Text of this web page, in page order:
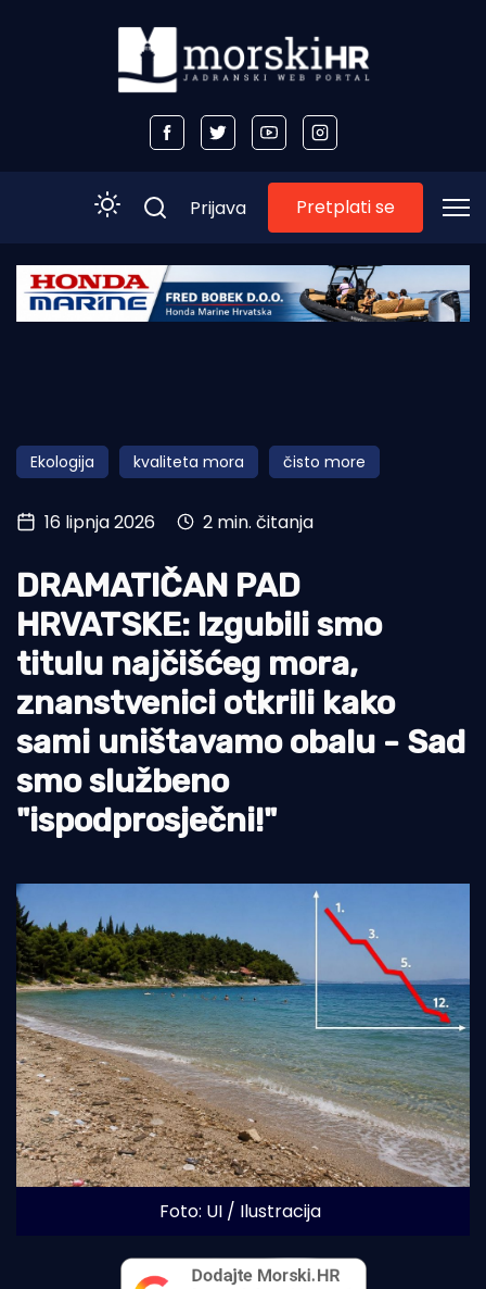
Početna
Obala
Otoci
Turizam i nautika
Pomorstvo
Ribolov
Ekologija
Tradicija i kultura
Prijava Pretplati se
Ekologija kvaliteta mora čisto more
16 lipnja 2026 2 min. čitanja
DRAMATIČAN PAD
HRVATSKE: Izgubili smo
titulu najčišćeg mora,
znanstvenici otkrili kako
sami uništavamo obalu - Sad
smo službeno
"ispodprosječni!"
Foto: UI / Ilustracija